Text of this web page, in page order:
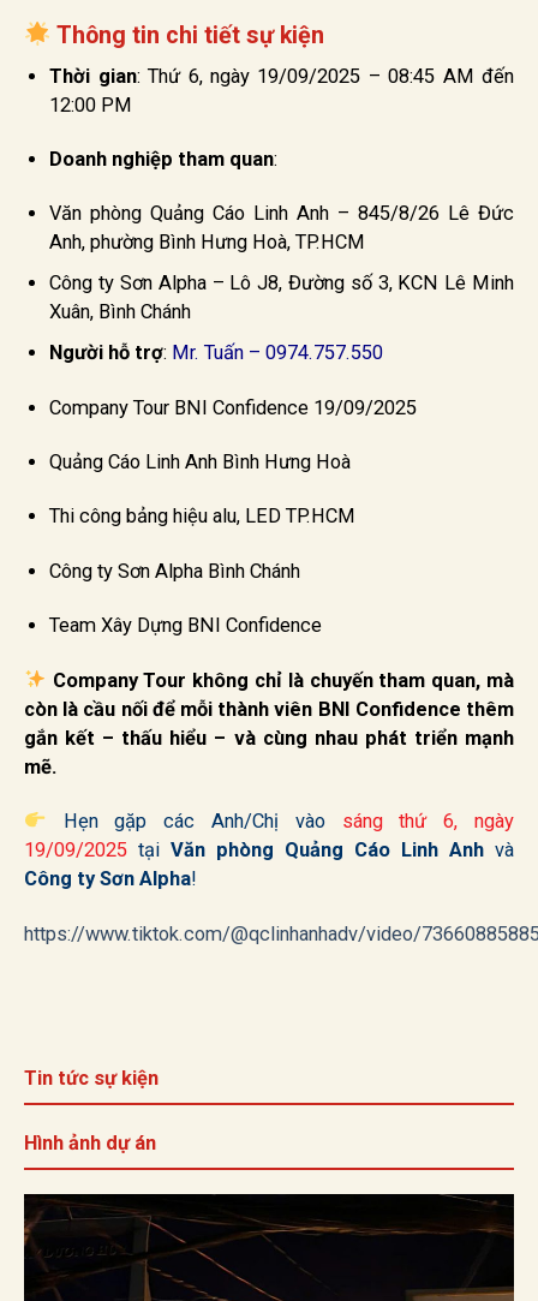
Thông tin chi tiết sự kiện
Thời gian: Thứ 6, ngày 19/09/2025 – 08:45 AM đến
12:00 PM
Doanh nghiệp tham quan:
Văn phòng Quảng Cáo Linh Anh – 845/8/26 Lê Đức
Anh, phường Bình Hưng Hoà, TP.HCM
Công ty Sơn Alpha – Lô J8, Đường số 3, KCN Lê Minh
Xuân, Bình Chánh
Người hỗ trợ: Mr. Tuấn – 0974.757.550
Company Tour BNI Confidence 19/09/2025
Quảng Cáo Linh Anh Bình Hưng Hoà
Thi công bảng hiệu alu, LED TP.HCM
Công ty Sơn Alpha Bình Chánh
Team Xây Dựng BNI Confidence
Company Tour không chỉ là chuyến tham quan, mà
còn là cầu nối để mỗi thành viên BNI Confidence thêm
gắn kết – thấu hiểu – và cùng nhau phát triển mạnh
mẽ.
Hẹn gặp các Anh/Chị vào sáng thứ 6, ngày
19/09/2025 tại Văn phòng Quảng Cáo Linh Anh và
Công ty Sơn Alpha!
https://www.tiktok.com/@qclinhanhadv/video/
Tin tức sự kiện
Hình ảnh dự án